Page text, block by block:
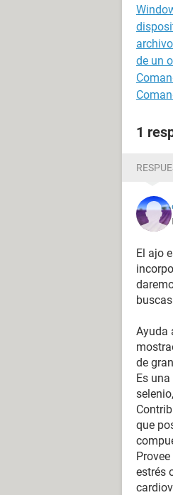
de un
1
El ajo
Ayuda
de
Es
que
estrés